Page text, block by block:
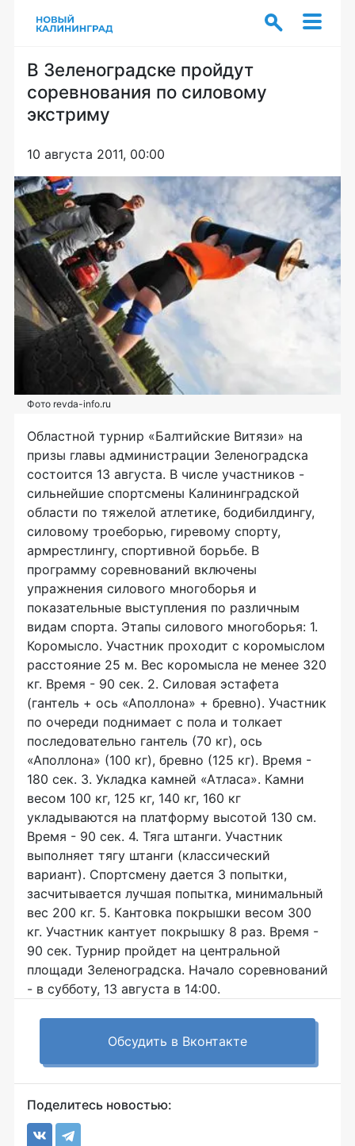
В Зеленоградске пройдут
соревнования по силовому
экстриму
10 августа 2011, 00:00
Фото revda-info.ru
Областной турнир «Балтийские Витязи» на
призы главы администрации Зеленоградска
состоится 13 августа. В числе участников -
сильнейшие спортсмены Калининградской
области по тяжелой атлетике, бодибилдингу,
силовому троеборью, гиревому спорту,
армрестлингу, спортивной борьбе. В
программу соревнований включены
упражнения силового многоборья и
показательные выступления по различным
видам спорта. Этапы силового многоборья: 1.
Коромысло. Участник проходит с коромыслом
расстояние 25 м. Вес коромысла не менее 320
кг. Время - 90 сек. 2. Силовая эстафета
(гантель + ось «Аполлона» + бревно). Участник
по очереди поднимает с пола и толкает
последовательно гантель (70 кг), ось
«Аполлона» (100 кг), бревно (125 кг). Время -
180 сек. 3. Укладка камней «Атласа». Камни
весом 100 кг, 125 кг, 140 кг, 160 кг
укладываются на платформу высотой 130 см.
Время - 90 сек. 4. Тяга штанги. Участник
выполняет тягу штанги (классический
вариант). Спортсмену дается 3 попытки,
засчитывается лучшая попытка, минимальный
вес 200 кг. 5. Кантовка покрышки весом 300
кг. Участник кантует покрышку 8 раз. Время -
90 сек. Турнир пройдет на центральной
площади Зеленоградска. Начало соревнований
- в субботу, 13 августа в 14:00.
Обсудить в Вконтакте
Поделитесь новостью: